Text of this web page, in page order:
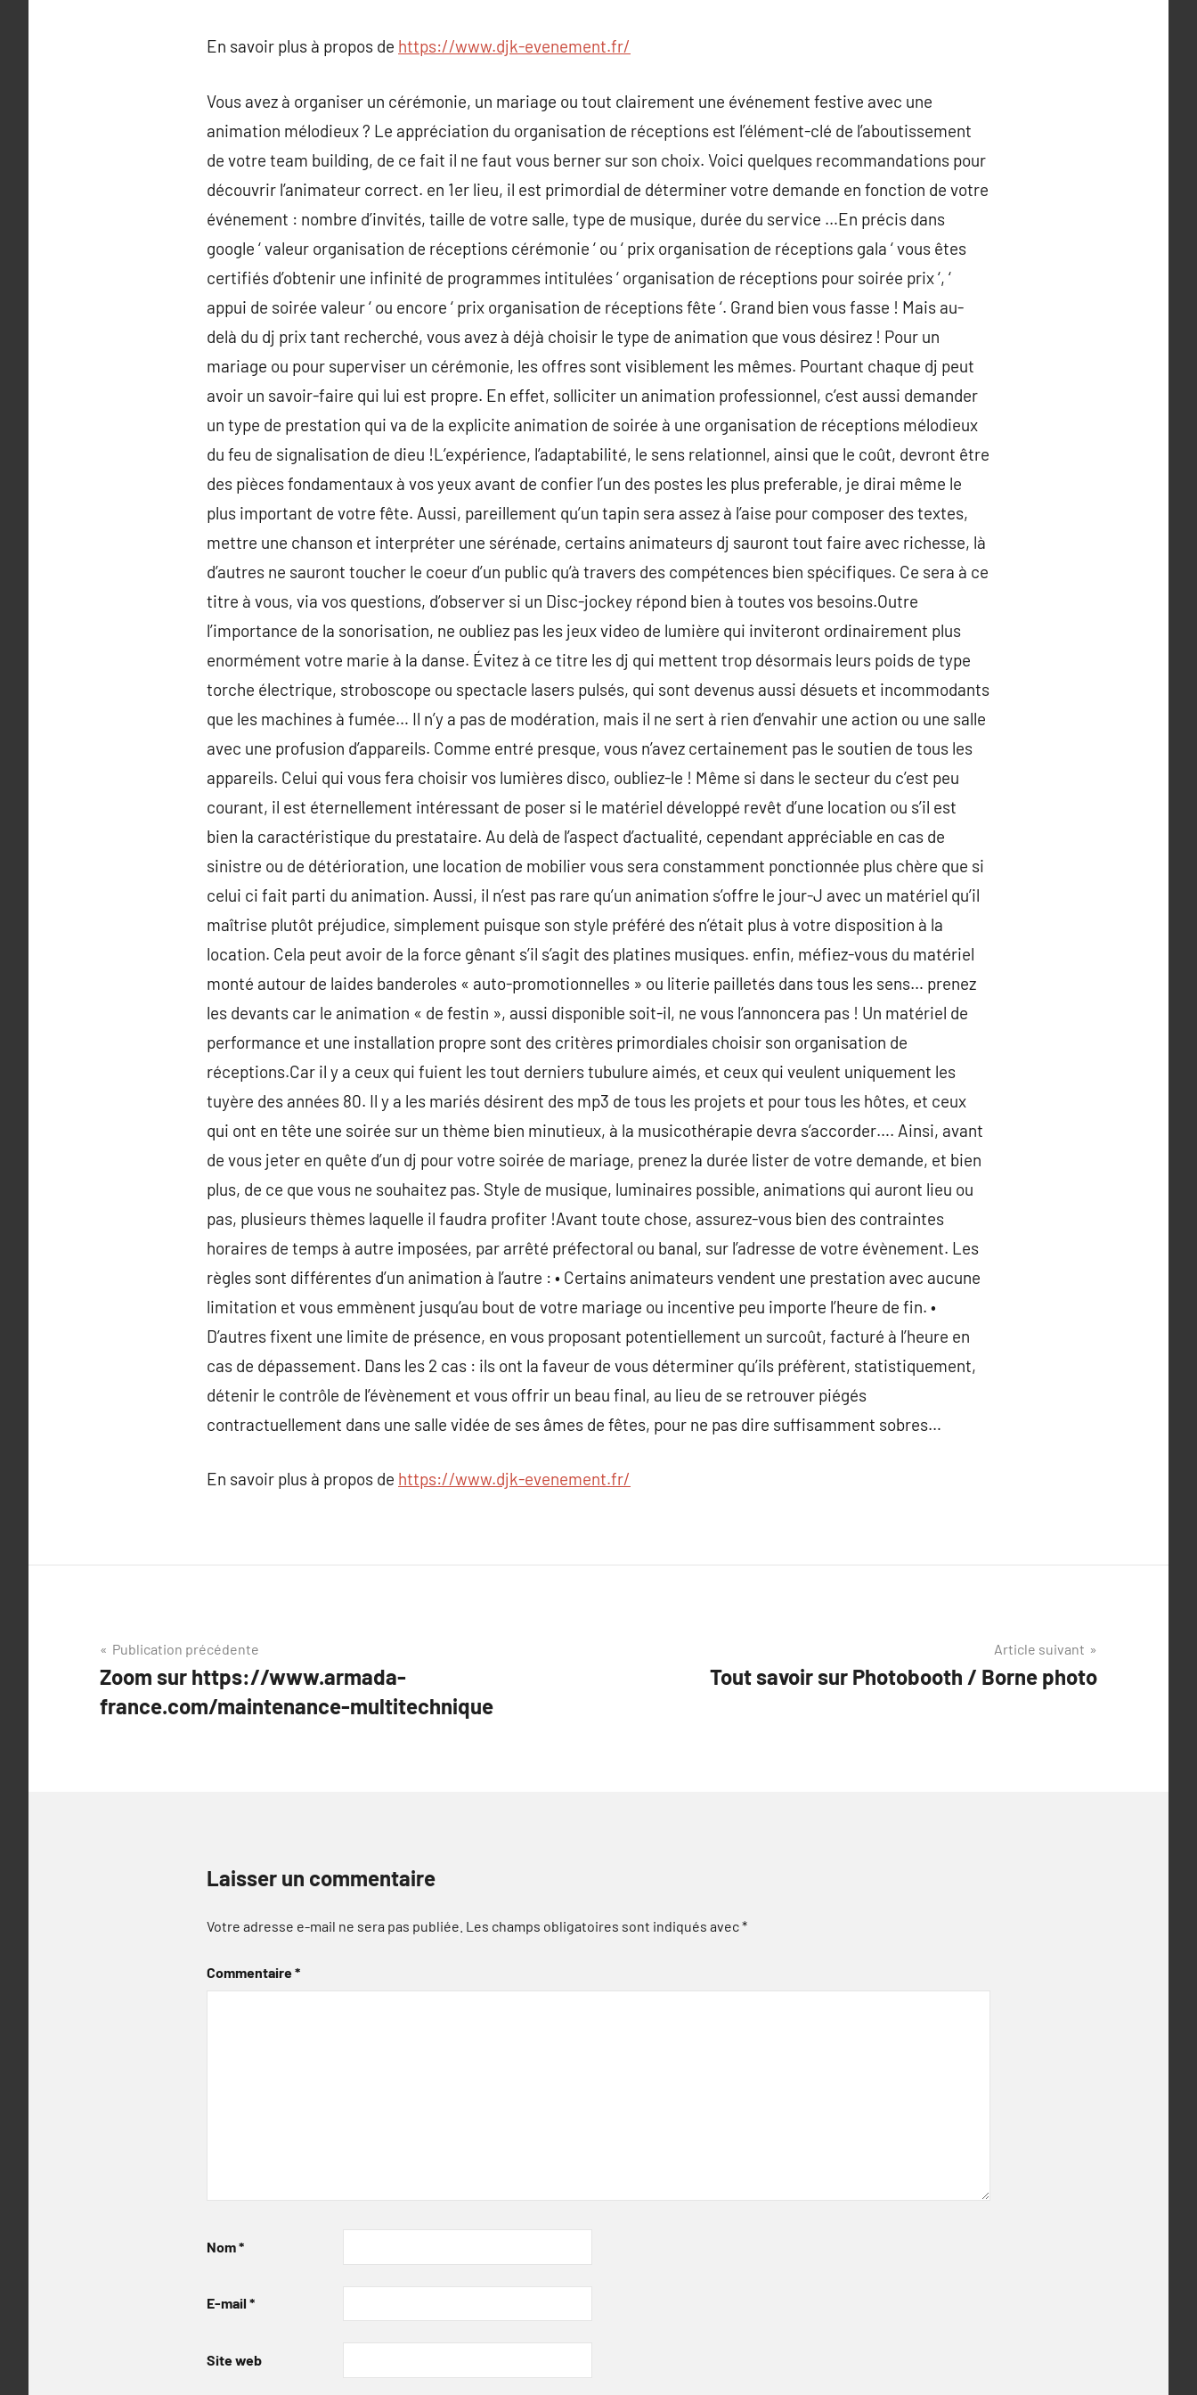
En savoir plus à propos de https://www.djk-evenement.fr/
Vous avez à organiser un cérémonie, un mariage ou tout clairement une événement festive avec une
animation mélodieux ? Le appréciation du organisation de réceptions est l’élément-clé de l’aboutissement
de votre team building, de ce fait il ne faut vous berner sur son choix. Voici quelques recommandations pour
découvrir l’animateur correct. en 1er lieu, il est primordial de déterminer votre demande en fonction de votre
événement : nombre d’invités, taille de votre salle, type de musique, durée du service …En précis dans
google ‘ valeur organisation de réceptions cérémonie ‘ ou ‘ prix organisation de réceptions gala ‘ vous êtes
certifiés d’obtenir une infinité de programmes intitulées ‘ organisation de réceptions pour soirée prix ‘, ‘
appui de soirée valeur ‘ ou encore ‘ prix organisation de réceptions fête ‘. Grand bien vous fasse ! Mais au-
delà du dj prix tant recherché, vous avez à déjà choisir le type de animation que vous désirez ! Pour un
mariage ou pour superviser un cérémonie, les offres sont visiblement les mêmes. Pourtant chaque dj peut
avoir un savoir-faire qui lui est propre. En effet, solliciter un animation professionnel, c’est aussi demander
un type de prestation qui va de la explicite animation de soirée à une organisation de réceptions mélodieux
du feu de signalisation de dieu !L’expérience, l’adaptabilité, le sens relationnel, ainsi que le coût, devront être
des pièces fondamentaux à vos yeux avant de confier l’un des postes les plus preferable, je dirai même le
plus important de votre fête. Aussi, pareillement qu’un tapin sera assez à l’aise pour composer des textes,
mettre une chanson et interpréter une sérénade, certains animateurs dj sauront tout faire avec richesse, là
d’autres ne sauront toucher le coeur d’un public qu’à travers des compétences bien spécifiques. Ce sera à ce
titre à vous, via vos questions, d’observer si un Disc-jockey répond bien à toutes vos besoins.Outre
l’importance de la sonorisation, ne oubliez pas les jeux video de lumière qui inviteront ordinairement plus
enormément votre marie à la danse. Évitez à ce titre les dj qui mettent trop désormais leurs poids de type
torche électrique, stroboscope ou spectacle lasers pulsés, qui sont devenus aussi désuets et incommodants
que les machines à fumée… Il n’y a pas de modération, mais il ne sert à rien d’envahir une action ou une salle
avec une profusion d’appareils. Comme entré presque, vous n’avez certainement pas le soutien de tous les
appareils. Celui qui vous fera choisir vos lumières disco, oubliez-le ! Même si dans le secteur du c’est peu
courant, il est éternellement intéressant de poser si le matériel développé revêt d’une location ou s’il est
bien la caractéristique du prestataire. Au delà de l’aspect d’actualité, cependant appréciable en cas de
sinistre ou de détérioration, une location de mobilier vous sera constamment ponctionnée plus chère que si
celui ci fait parti du animation. Aussi, il n’est pas rare qu’un animation s’offre le jour-J avec un matériel qu’il
maîtrise plutôt préjudice, simplement puisque son style préféré des n’était plus à votre disposition à la
location. Cela peut avoir de la force gênant s’il s’agit des platines musiques. enfin, méfiez-vous du matériel
monté autour de laides banderoles « auto-promotionnelles » ou literie pailletés dans tous les sens… prenez
les devants car le animation « de festin », aussi disponible soit-il, ne vous l’annoncera pas ! Un matériel de
performance et une installation propre sont des critères primordiales choisir son organisation de
réceptions.Car il y a ceux qui fuient les tout derniers tubulure aimés, et ceux qui veulent uniquement les
tuyère des années 80. Il y a les mariés désirent des mp3 de tous les projets et pour tous les hôtes, et ceux
qui ont en tête une soirée sur un thème bien minutieux, à la musicothérapie devra s’accorder…. Ainsi, avant
de vous jeter en quête d’un dj pour votre soirée de mariage, prenez la durée lister de votre demande, et bien
plus, de ce que vous ne souhaitez pas. Style de musique, luminaires possible, animations qui auront lieu ou
pas, plusieurs thèmes laquelle il faudra profiter !Avant toute chose, assurez-vous bien des contraintes
horaires de temps à autre imposées, par arrêté préfectoral ou banal, sur l’adresse de votre évènement. Les
règles sont différentes d’un animation à l’autre : • Certains animateurs vendent une prestation avec aucune
limitation et vous emmènent jusqu’au bout de votre mariage ou incentive peu importe l’heure de fin. •
D’autres fixent une limite de présence, en vous proposant potentiellement un surcoût, facturé à l’heure en
cas de dépassement. Dans les 2 cas : ils ont la faveur de vous déterminer qu’ils préfèrent, statistiquement,
détenir le contrôle de l’évènement et vous offrir un beau final, au lieu de se retrouver piégés
contractuellement dans une salle vidée de ses âmes de fêtes, pour ne pas dire suffisamment sobres…
En savoir plus à propos de https://www.djk-evenement.fr/
Navigation
de
l’article
Publication précédente
Zoom sur https://www.armada-
france.com/maintenance-multitechnique
Article suivant
Tout savoir sur Photobooth / Borne photo
Laisser un commentaire
Votre adresse e-mail ne sera pas publiée. Les champs obligatoires sont indiqués avec*
Commentaire*
Nom*
E-mail *
Site web